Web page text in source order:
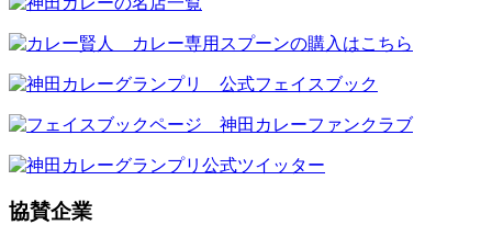
協賛企業